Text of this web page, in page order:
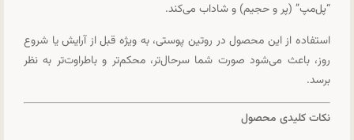
“پل‌مپ” (پر و حجیم) و شاداب می‌کند.
استفاده از این محصول در روتین پوستی، به ویژه قبل از آرایش یا شروع
روز، باعث می‌شود صورت شما سرحال‌تر، محکم‌تر و باطراوت‌تر به نظر
برسد.
نکات کلیدی محصول